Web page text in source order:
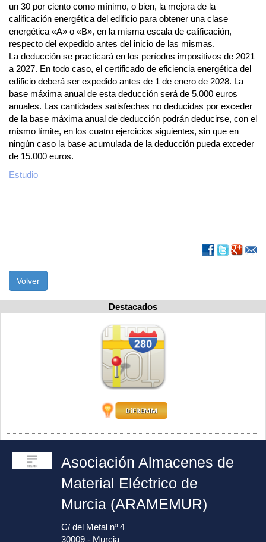
un 30 por ciento como mínimo, o bien, la mejora de la
calificación energética del edificio para obtener una clase
energética «A» o «B», en la misma escala de calificación,
respecto del expedido antes del inicio de las mismas.
La deducción se practicará en los períodos impositivos de 2021
a 2027. En todo caso, el certificado de eficiencia energética del
edificio deberá ser expedido antes de 1 de enero de 2028. La
base máxima anual de esta deducción será de 5.000 euros
anuales. Las cantidades satisfechas no deducidas por exceder
de la base máxima anual de deducción podrán deducirse, con el
mismo límite, en los cuatro ejercicios siguientes, sin que en
ningún caso la base acumulada de la deducción pueda exceder
de 15.000 euros.
Estudio
Volver
Destacados
Asociación Almacenes de
Material Eléctrico de
Murcia (ARAMEMUR)
C/ del Metal nº 4
30009 - Murcia